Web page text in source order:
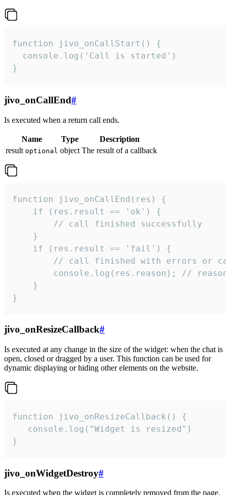
function jivo_onCallStart() {
  console.log('Call is started')
}
jivo_onCallEnd#
Is executed when a return call ends.
Name Type
Description
result optional object The result of a callback
function jivo_onCallEnd(res) {
    if (res.result == 'ok') {
        // call finished successfully
    }
    if (res.result == 'fail') {
// call finished with errors or
console.log(res.reason); //
    }
}
jivo_onResizeCallback#
Is executed at any change in the size of the widget: when the chat is
open, closed or dragged by a user. This function can be used for
dynamic displaying or hiding other elements on the website.
function jivo_onResizeCallback() {
   console.log("Widget is resized")
}
jivo_onWidgetDestroy#
Is executed when the widget is completely removed from the page.